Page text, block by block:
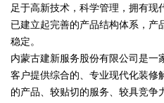
足于高新技术，科学管理，拥有现
已建立起完善的产品结构体系，产
稳定。
内蒙古建新服务股份有限公司是一
客户提供综合的、专业现代化装修
的产品、较贴切的服务、较具竞争